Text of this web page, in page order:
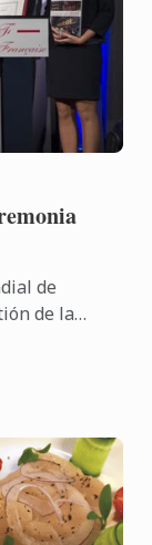
de
de la